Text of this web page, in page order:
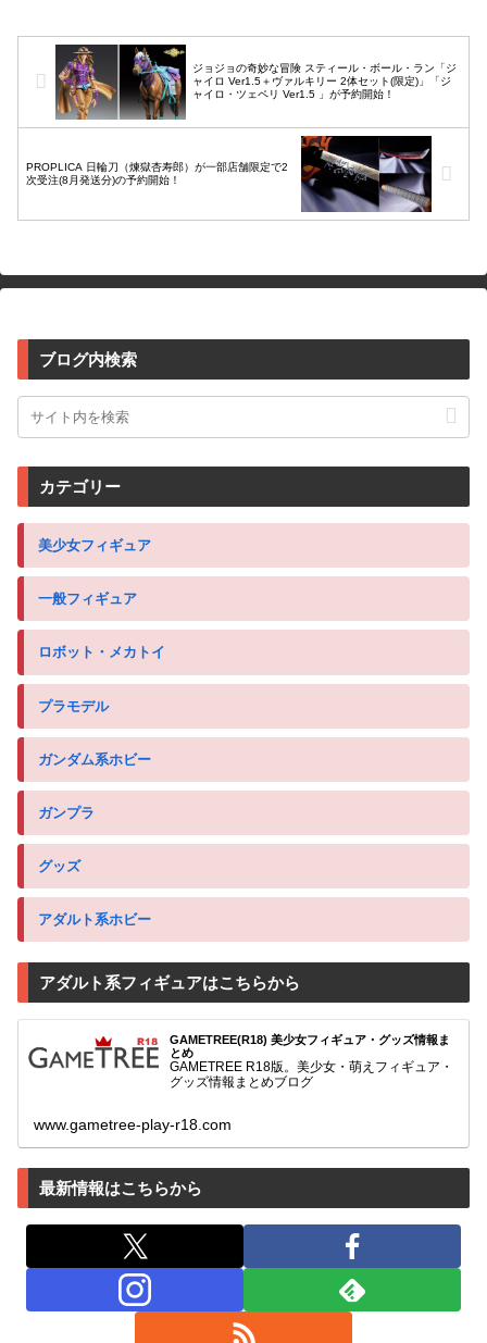
ジョジョの奇妙な冒険 スティール・ボール・ラン「ジ
ャイロ Ver1.5＋ヴァルキリー 2体セット(限定)」「ジ
ャイロ・ツェペリ Ver1.5 」が予約開始！
PROPLICA 日輪刀（煉獄杏寿郎）が一部店舗限定で2
次受注(8月発送分)の予約開始！
ブログ内検索
カテゴリー
美少女フィギュア
一般フィギュア
ロボット・メカトイ
プラモデル
ガンダム系ホビー
ガンプラ
グッズ
アダルト系ホビー
アダルト系フィギュアはこちらから
GAMETREE(R18) 美少女フィギュア・グッズ情報ま
とめ
GAMETREE R18版。美少女・萌えフィギュア・
グッズ情報まとめブログ
www.gametree-play-r18.com
最新情報はこちらから